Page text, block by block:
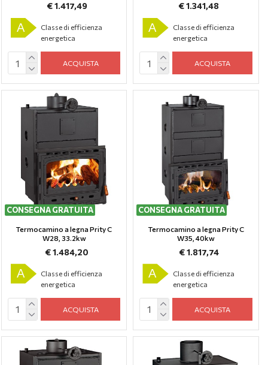
€ 1.417,49
A
Classe di efficienza
energetica
ACQUISTA
€ 1.341,48
A
Classe di efficienza
energetica
ACQUISTA
CONSEGNA GRATUITA
Termocamino a legna Prity C
W28, 33.2kw
€ 1.484,20
A
Classe di efficienza
energetica
ACQUISTA
CONSEGNA GRATUITA
Termocamino a legna Prity C
W35, 40kw
€ 1.817,74
A
Classe di efficienza
energetica
ACQUISTA